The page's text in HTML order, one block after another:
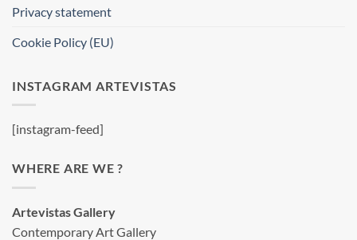
Privacy statement
Cookie Policy (EU)
INSTAGRAM ARTEVISTAS
[instagram-feed]
WHERE ARE WE ?
Artevistas Gallery
Contemporary Art Gallery